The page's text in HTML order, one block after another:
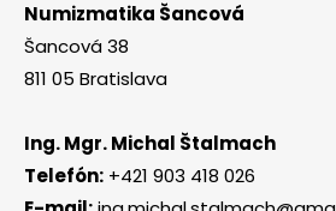
Numizmatika Šancová
Šancová 38
811 05 Bratislava
Ing. Mgr. Michal Štalmach
Telefón: +421 903 418 026